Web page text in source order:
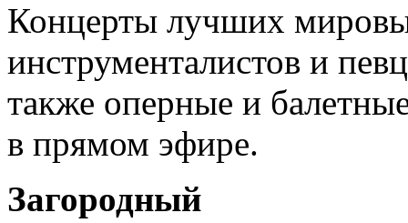
Концерты лучших
инструменталистов и
также оперные и
в прямом эфире.
Загородный